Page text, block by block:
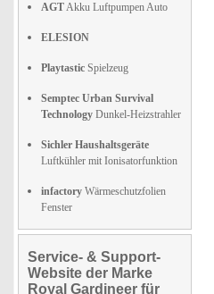
AGTAkku Luftpumpen Auto
ELESION
Playtastic Spielzeug
Semptec Urban Survival
Technology Dunkel-Heizstrahler
Sichler Haushaltsgeräte
Luftkühler mit Ionisatorfunktion
infactory Wärmeschutzfolien
Fenster
Service- & Support-
Website der Marke
Royal Gardineer für